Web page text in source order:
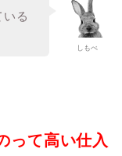
しもべ
る
って高い仕入